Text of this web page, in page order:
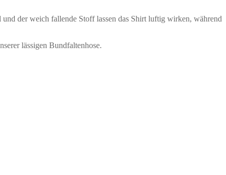
der weich fallende Stoff lassen das Shirt luftig wirken, während
lässigen Bundfaltenhose.